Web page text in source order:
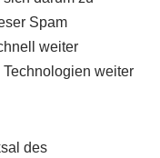
Spam
weiter
weiter
des